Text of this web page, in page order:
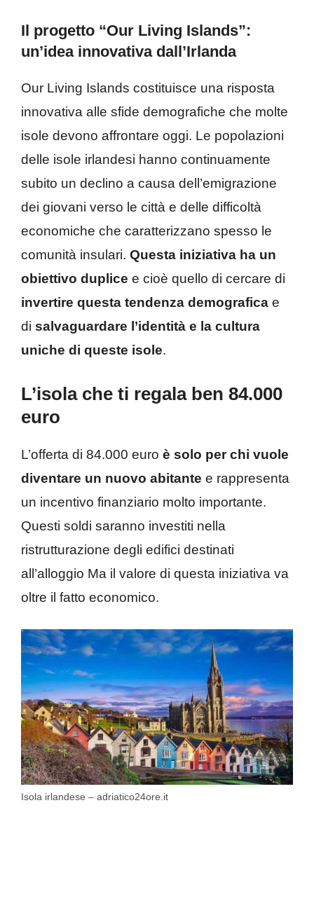
Il progetto “Our Living Islands”:
un’idea innovativa dall’Irlanda
Our Living Islands costituisce una risposta
innovativa alle sfide demografiche che molte
isole devono affrontare oggi. Le popolazioni
delle isole irlandesi hanno continuamente
subito un declino a causa dell’emigrazione
dei giovani verso le città e delle difficoltà
economiche che caratterizzano spesso le
comunità insulari. Questa iniziativa ha un
obiettivo duplice e cioè quello di cercare di
invertire questa tendenza demografica e
di salvaguardare l’identità e la cultura
uniche di queste isole.
L’isola che ti regala ben 84.000
euro
L’offerta di 84.000 euro è solo per chi vuole
diventare un nuovo abitante e rappresenta
un incentivo finanziario molto importante.
Questi soldi saranno investiti nella
ristrutturazione degli edifici destinati
all’alloggio Ma il valore di questa iniziativa va
oltre il fatto economico.
Isola irlandese – adriatico24ore.it